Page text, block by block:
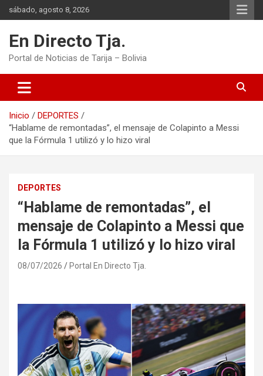
Saltar
al
sábado, agosto 8, 2026
En Directo Tja.
Portal de Noticias de Tarija – Bolivia
Inicio
DEPORTES
“Hablame de remontadas”, el mensaje de Colapinto a Messi
que la Fórmula 1 utilizó y lo hizo viral
DEPORTES
“Hablame de remontadas”, el
mensaje de Colapinto a Messi que
la Fórmula 1 utilizó y lo hizo viral
08/07/2026 Portal En Directo Tja.